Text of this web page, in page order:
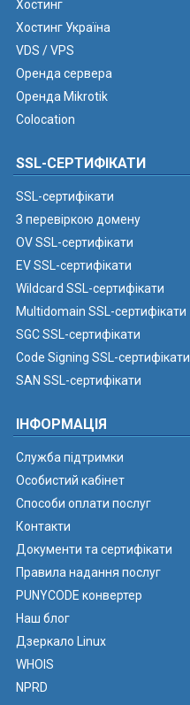
Хостинг
Хостинг Україна
VDS / VPS
Оренда сервера
Оренда Mikrotik
Colocation
SSL-СЕРТИФІКАТИ
SSL-сертифікати
З перевіркою домену
OV SSL-сертифікати
EV SSL-сертифікати
Wildcard SSL-сертифікати
Multidomain SSL-сертифікати
SGC SSL-сертифікати
Code Signing SSL-сертифікати
SAN SSL-сертифікати
ІНФОРМАЦІЯ
Служба підтримки
Особистий кабінет
Способи оплати послуг
Контакти
Документи та сертифікати
Правила надання послуг
PUNYCODE конвертер
Наш блог
Дзеркало Linux
WHOIS
NPRD